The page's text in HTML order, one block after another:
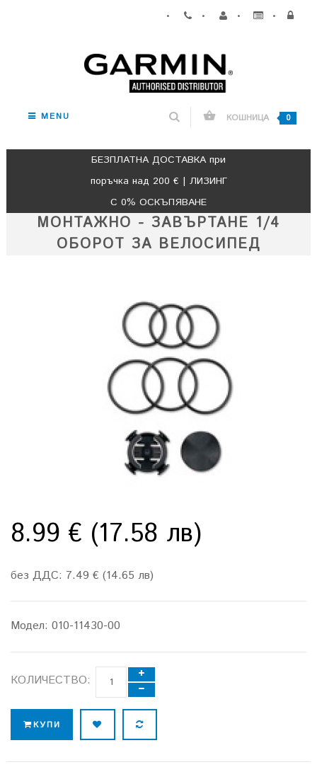
• • • •
MENU КОШНИЦА 0
БЕЗПЛАТНА ДОСТАВКА при
поръчка над 200 € | ЛИЗИНГ
С 0% ОСКЪПЯВАНЕ
МОНТАЖНО - ЗАВЪРТАНЕ 1/4
ОБОРОТ ЗА ВЕЛОСИПЕД
8.99 € (17.58 лв)
без ДДС: 7.49 € (14.65 лв)
Модел: 010-11430-00
КОЛИЧЕСТВО:
КУПИ